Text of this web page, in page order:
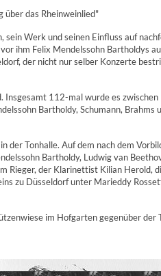
über das Rheinweinlied"
Werk und seinen Einfluss auf
ihm Felix Mendelssohn Bartholdys
der nicht nur selber Konzerte
112-mal wurde es
Bartholdy, Schumann, Brahms
Tonhalle. Auf dem nach dem
Bartholdy, Ludwig van
Rieger, der Klarinettist Kilian Herold,
zu Düsseldorf unter Marieddy
im Hofgarten gegenüber